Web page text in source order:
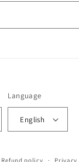
Language
English
Refund policy